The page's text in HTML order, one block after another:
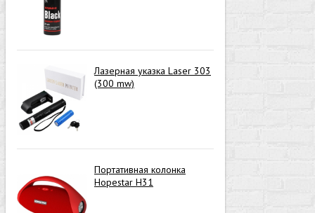
Лазерная указка Laser 303
(300 mw)
Портативная колонка
Hopestar H31